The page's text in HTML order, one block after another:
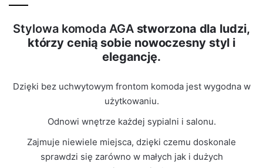
Stylowa komoda AGAstworzona dla ludzi,
którzy cenią sobie nowoczesny styl i
elegancję.
Dzięki bez uchwytowym frontom komoda jest wygodna w
użytkowaniu.
Odnowi wnętrze każdej sypialni i salonu.
Zajmuje niewiele miejsca, dzięki czemu doskonale
sprawdzi się zarówno w małych jak i dużych
Waga 29 kg
Biały Połysk
paczek
🙁 Nie ma jeszcze opinii o tym produkcie..
Only logged in customers who have purchased this